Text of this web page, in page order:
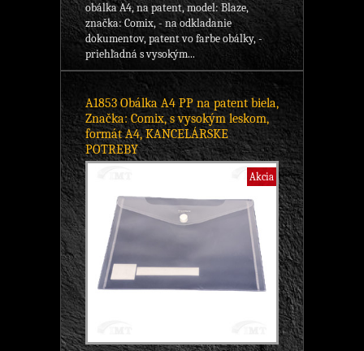
obálka A4, na patent, model: Blaze,
značka: Comix, - na odkladanie
dokumentov, patent vo farbe obálky, -
priehľadná s vysokým...
A1853 Obálka A4 PP na patent biela,
Značka: Comix, s vysokým leskom,
formát A4, KANCELÁRSKE
POTREBY
Akcia